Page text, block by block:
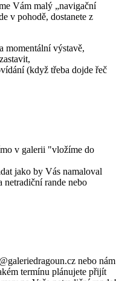
Vám malý „navigační
v pohodě, dostanete z
momentální výstavě,
(když třeba dojde řeč
v galerii "vložíme do
jako by Vás namaloval
netradiční rande nebo
nebo nám
termínu plánujete přijít